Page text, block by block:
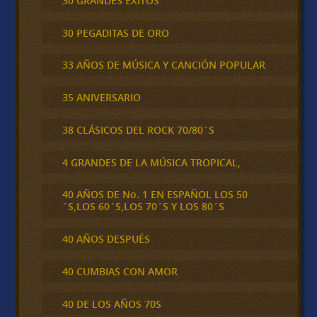
30 PEGADITAS DE ORO
33 AÑOS DE MÚSICA Y CANCIÓN POPULAR
35 ANIVERSARIO
38 CLÁSICOS DEL ROCK 70/80´S
4 GRANDES DE LA MÚSICA TROPICAL,
40 AÑOS DE No. 1 EN ESPAÑOL LOS 50
´S,LOS 60´S,LOS 70´S Y LOS 80´S
40 AÑOS DESPUÉS
40 CUMBIAS CON AMOR
40 DE LOS AÑOS 70S